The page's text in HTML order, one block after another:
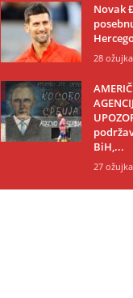
Novak
28
BiH,...
27